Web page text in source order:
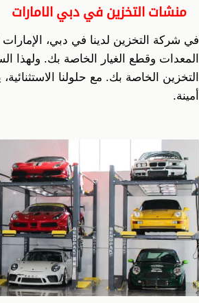
منشات التخزين في دبي الامارات
في شركة التخزين لدينا في دبي،
المعدات وقطع الغيار الخاصة بك. ولهذا
التخزين الخاصة بك. مع حلولنا
أمينة.